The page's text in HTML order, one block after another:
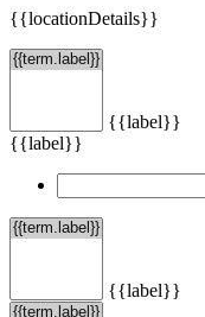
{{locationDetails}}
{{label}}
{{label}}
{{label}}